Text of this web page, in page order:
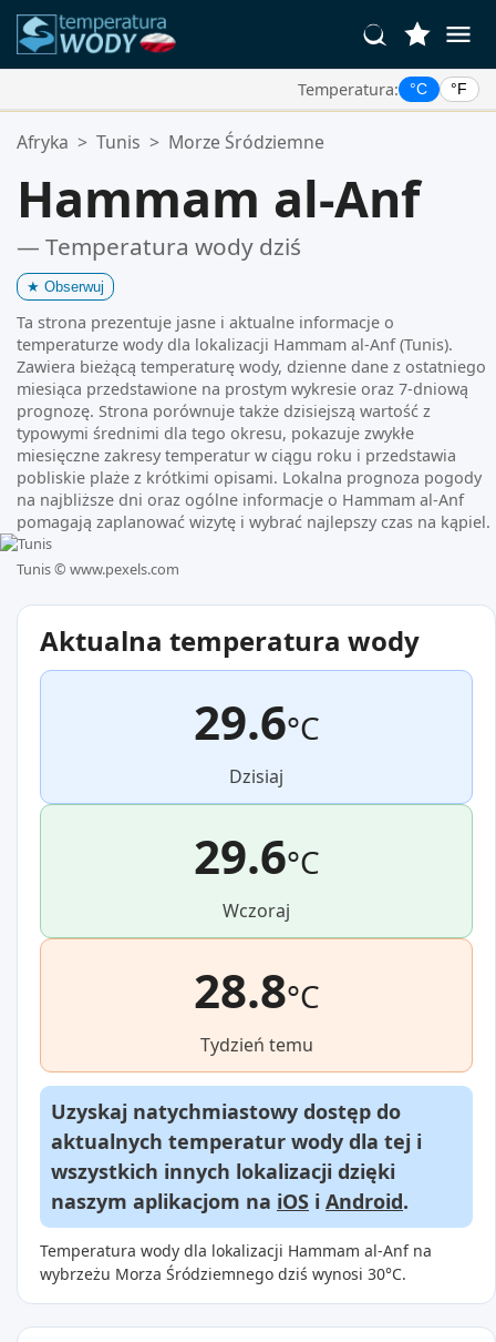
Temperatura: °C °F
Twoje Ulubione Lokalizacje:
Afryka > Tunis > Morze Śródziemne
Hammam al-Anf
— Temperatura wody dziś
★ Obserwuj
Ta strona prezentuje jasne i aktualne informacje o
temperaturze wody dla lokalizacji Hammam al-Anf (Tunis).
Zawiera bieżącą temperaturę wody, dzienne dane z ostatniego
miesiąca przedstawione na prostym wykresie oraz 7-dniową
prognozę. Strona porównuje także dzisiejszą wartość z
typowymi średnimi dla tego okresu, pokazuje zwykłe
miesięczne zakresy temperatur w ciągu roku i przedstawia
pobliskie plaże z krótkimi opisami. Lokalna prognoza pogody
na najbliższe dni oraz ogólne informacje o Hammam al-Anf
pomagają zaplanować wizytę i wybrać najlepszy czas na kąpiel.
Tunis © www.pexels.com
Aktualna temperatura wody
29.6°C
Dzisiaj
29.6°C
Wczoraj
28.8°C
Tydzień temu
Uzyskaj natychmiastowy dostęp do
aktualnych temperatur wody dla tej i
wszystkich innych lokalizacji dzięki
naszym aplikacjom na iOS i Android.
Temperatura wody dla lokalizacji Hammam al-Anf na
wybrzeżu Morza Śródziemnego dziś wynosi 30°C.